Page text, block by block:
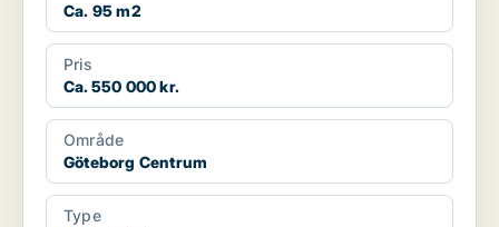
Ca. 95 m2
Pris
Ca. 550 000 kr.
Område
Göteborg Centrum
Type